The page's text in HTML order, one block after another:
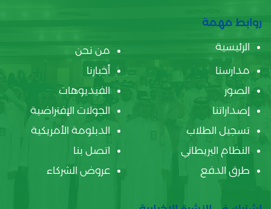
روابط مهمة
الرئيسية
من نحن
مدارسنا
أخبارنا
الصور
الفيديوهات
إصداراتنا
الجولات الإفتراضية
تسجيل الطلاب
الدبلومة الأمريكية
النظام البريطاني
اتصل بنا
طرق الدفع
عروض الشركاء